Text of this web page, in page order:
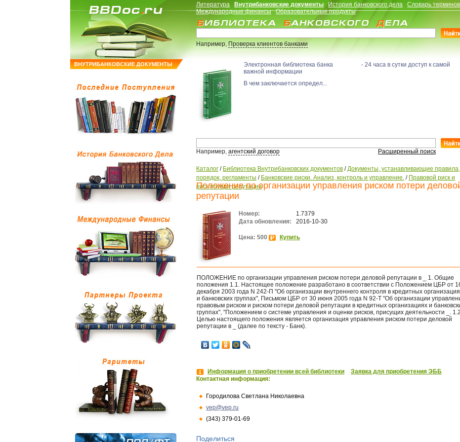
ВНУТРИБАНКОВСКИЕ ДОКУМЕНТЫ
Литература Внутрибанковские документы История банковского дела
Словарь терминов
Международные финансы
Образовательные продукты
Например,Проверка клиентов банками
Электронная библиотека банка - 24 часа в сутки доступ к самой
важной информации
В чем заключается определ...
Например, агентский договор Расширенный поиск
Каталог / Библиотека Внутрибанковских документов /Документы, устанавливающие правила,
порядок, регламенты / Банковские риски. Анализ, контроль и управление. / Правовой риск и
риск потери репутации
Положение по организации управления риском потери
репутации
Номер:
1.7379
Дата обновления:
2016-10-30
Цена: 500 Купить
ПОЛОЖЕНИЕ по организации управления риском потери деловой репутации в _ 1. Общие
положения 1.1. Настоящее положение разработано в соответствии с Положением ЦБР от
декабря 2003 года N 242-П "Об организации внутреннего контроля в кредитных
и банковских группах", Письмом ЦБР от 30 июня 2005 года N 92-Т "Об организации
правовым риском и риском потери деловой репутации в кредитных организациях и
группах", "Положением о системе управления и оценки рисков, присущих деятельности _.
Целью настоящего положения является организация управления риском потери деловой
репутации в _ (далее по тексту - Банк).
Информация о приобретении всей библиотеки
Заявка для приобретения ЭББ
Контактная информация:
Городилова Светлана Николаевна
vep@vep.ru
(343) 379-01-69
Поделиться